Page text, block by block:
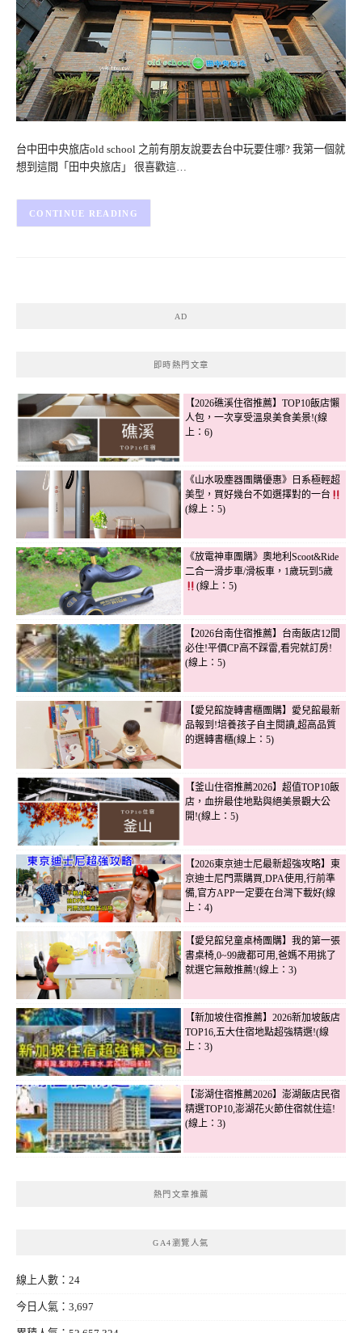
台中田中央旅店old school 之前有朋友說要去台中玩要住哪? 我第一個就
想到這間「田中央旅店」 很喜歡這…
CONTINUE READING
AD
即時熱門文章
【2026礁溪住宿推薦】TOP10飯店懶
人包，一次享受溫泉美食美景!(線
上：6)
《山水吸塵器團購優惠》日系極輕超
美型，買好幾台不如選擇對的一台
(線上：5)
《放電神車團購》奧地利Scoot&Ride
二合一滑步車/滑板車，1歲玩到5歲
(線上：5)
【2026台南住宿推薦】台南飯店12間
必住!平價CP高不踩雷,看完就訂房!
(線上：5)
【愛兒館旋轉書櫃團購】愛兒館最新
品報到!培養孩子自主閱讀,超高品質
的選轉書櫃(線上：5)
【釜山住宿推薦2026】超值TOP10飯
店，血拚最佳地點與絕美景觀大公
開!(線上：5)
【2026東京迪士尼最新超強攻略】東
京迪士尼門票購買,DPA使用,行前準
備,官方APP一定要在台灣下載好(線
上：4)
【愛兒館兒童桌椅團購】我的第一張
書桌椅,0~99歲都可用,爸媽不用挑了
就選它無敵推薦!(線上：3)
【新加坡住宿推薦】2026新加坡飯店
TOP16,五大住宿地點超強精選!(線
上：3)
【澎湖住宿推薦2026】澎湖飯店民宿
精選TOP10,澎湖花火節住宿就住這!
(線上：3)
熱門文章推薦
GA4瀏覽人氣
線上人數：24
今日人氣：3,697